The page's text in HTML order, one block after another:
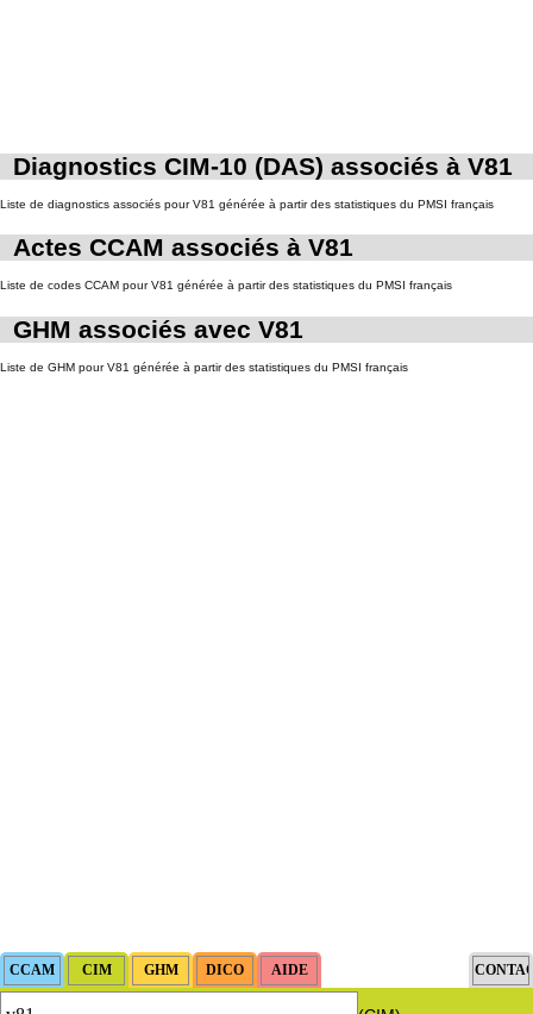
Diagnostics CIM-10 (DAS) associés à V81
Liste de diagnostics associés pour V81 générée à partir des statistiques du PMSI français
Actes CCAM associés à V81
Liste de codes CCAM pour V81 générée à partir des statistiques du PMSI français
GHM associés avec V81
Liste de GHM pour V81 générée à partir des statistiques du PMSI français